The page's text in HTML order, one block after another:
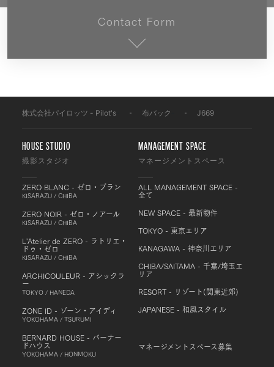
Contact Form
株式会社パイロッツ - Pilot's 布バック J669
HOUSE STUDIO
撮影スタジオ
ZERO BLANC - ゼロ・ブラン
KISARAZU / CHIBA
ZERO NOIR - ゼロ・ノアール
KISARAZU / CHIBA
L'Atelier de ZERO - ラトリエ・
ドゥ・ゼロ
KISARAZU / CHIBA
ARCHICOULEUR - アシックラ
ー
TOKYO / HANEDA
ZONE ID - ゾーン・アイディ
YOKOHAMA / TSURUMI
BERNARD HOUSE - バーナー
ドハウス
YOKOHAMA / HONMOKU
MANAGEMENT SPACE
マネージメントスペース
ALL MANAGEMENT SPACE -
全て
NEW SPACE - 最新物件
TOKYO - 東京エリア
KANAGAWA - 神奈川エリア
CHIBA/SAITAMA - 千葉/埼玉エ
リア
RESORT - リゾート(関東近郊)
JAPANESE - 和風スタイル
マネージメントスペース募集